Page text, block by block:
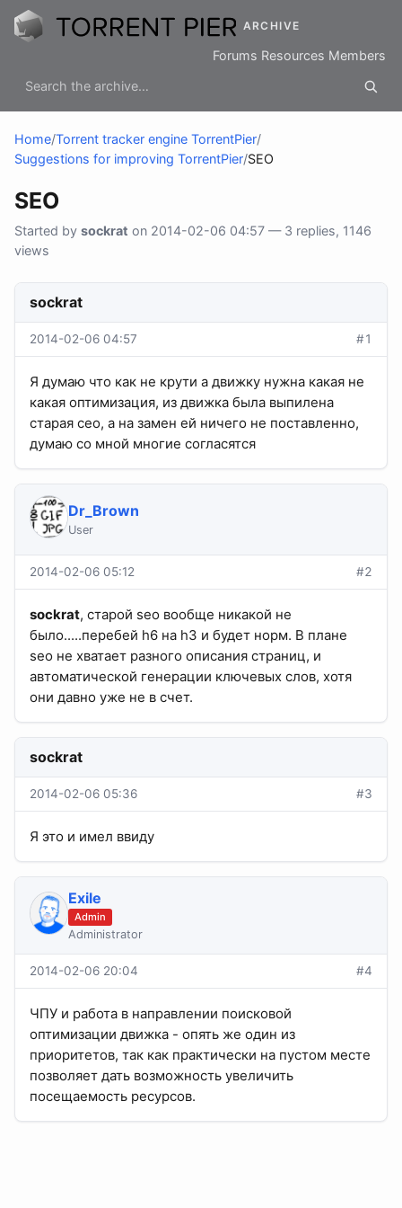
ARCHIVE
Forums Resources Members
Home/Torrent tracker engine TorrentPier/
Suggestions for improving TorrentPier/SEO
SEO
Started by sockrat on 2014-02-06 04:57 — 3 replies, 1146
views
sockrat
2014-02-06 04:57 #1
Я думаю что как не крути а движку нужна какая не
какая оптимизация, из движка была выпилена
старая сео, а на замен ей ничего не поставленно,
думаю со мной многие согласятся
Dr_Brown
User
2014-02-06 05:12 #2
sockrat, старой seo вообще никакой не
было.....перебей h6 на h3 и будет норм. В плане
seo не хватает разного описания страниц, и
автоматической генерации ключевых слов, хотя
они давно уже не в счет.
sockrat
2014-02-06 05:36 #3
Я это и имел ввиду
Exile
Admin
Administrator
2014-02-06 20:04 #4
ЧПУ и работа в направлении поисковой
оптимизации движка - опять же один из
приоритетов, так как практически на пустом месте
позволяет дать возможность увеличить
посещаемость ресурсов.